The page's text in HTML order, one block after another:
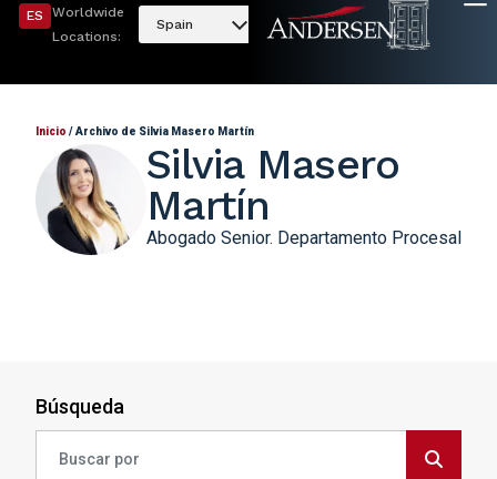
ES
Worldwide
Locations:
Spain
Inicio /Archivo de Silvia Masero Martín
Silvia Masero
Martín
Abogado Senior. Departamento Procesal
Búsqueda